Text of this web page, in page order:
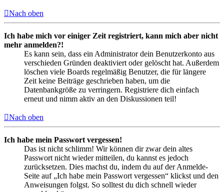
Nach oben
Ich habe mich vor einiger Zeit registriert, kann mich aber nicht
mehr anmelden?!
Es kann sein, dass ein Administrator dein Benutzerkonto aus
verschieden Gründen deaktiviert oder gelöscht hat. Außerdem
löschen viele Boards regelmäßig Benutzer, die für längere
Zeit keine Beiträge geschrieben haben, um die
Datenbankgröße zu verringern. Registriere dich einfach
erneut und nimm aktiv an den Diskussionen teil!
Nach oben
Ich habe mein Passwort vergessen!
Das ist nicht schlimm! Wir können dir zwar dein altes
Passwort nicht wieder mitteilen, du kannst es jedoch
zurücksetzen. Dies machst du, indem du auf der Anmelde-
Seite auf „Ich habe mein Passwort vergessen“ klickst und den
Anweisungen folgst. So solltest du dich schnell wieder